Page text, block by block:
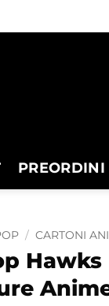
PREORDINI
/ CARTONI
Anime